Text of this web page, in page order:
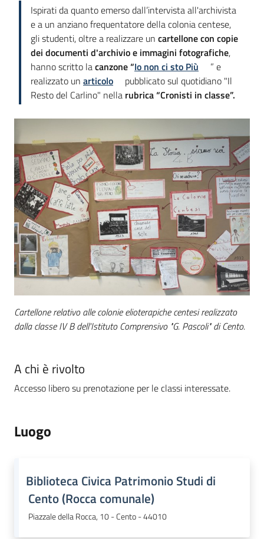
Ispirati da quanto emerso dall’intervista all'archivista
e a un anziano frequentatore della colonia centese,
gli studenti, oltre a realizzare un cartellone con copie
dei documenti d'archivio e immagini fotografiche,
hanno scritto lacanzone “Io non ci sto Più
” e
realizzato un articolo
pubblicato sul quotidiano "Il
Resto del Carlino" nella rubrica “Cronisti in classe”.
Cartellone relativo alle colonie elioterapiche centesi realizzato
dalla classe IV B dell'Istituto Comprensivo "G. Pascoli" di Cento.
A chi è rivolto
Accesso libero su prenotazione per le classi interessate.
Luogo
Biblioteca Civica Patrimonio Studi di
Cento (Rocca comunale)
Piazzale della Rocca, 10 - Cento - 44010